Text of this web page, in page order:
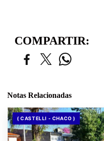
COMPARTIR:
Notas Relacionadas
( CASTELLI - CHACO )